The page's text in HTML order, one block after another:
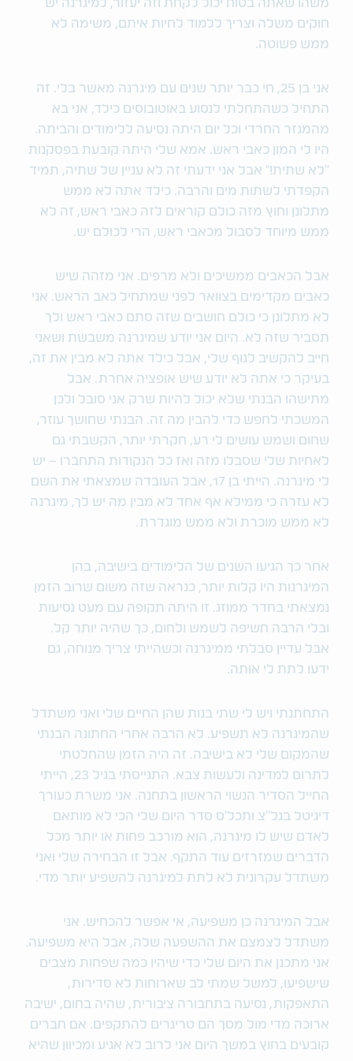
משהו שאתה בטוח יכול לקחת וזה יעזור, למיגרנה יש
חוקים משלה וצריך ללמוד לחיות איתם, משימה לא
ממש פשוטה.
אני בן 25, חי כבר יותר שנים עם מיגרנה מאשר בלי. זה
התחיל כשהתחלתי לנסוע באוטובוסים כילד, אני בא
מהמגזר החרדי וכל יום היתה נסיעה ללימודים והביתה.
היו לי המון כאבי ראש. אמא שלי היתה קובעת בפסקנות
"לא שתית!" אבל אני ידעתי זה לא עניין של שתיה, תמיד
הקפדתי לשתות מים והרבה. כילד אתה לא ממש
מתלונן וחוץ מזה כולם קוראים לזה כאבי ראש, זה לא
ממש מיוחד לסבול מכאבי ראש, הרי לכולם יש.
אבל הכאבים ממשיכים ולא מרפים. אני מזהה שיש
כאבים מקדימים בצוואר לפני שמתחיל כאב הראש. אני
לא מתלונן כי כולם חושבים שזה סתם כאבי ראש ולך
תסביר שזה לא. היום אני יודע שמיגרנה משבשת ושאני
חייב להקשיב לגוף שלי, אבל כילד אתה לא מבין את זה,
בעיקר כי אתה לא יודע שיש אופציה אחרת. אבל
מתישהו הבנתי שלא יכול להיות שרק אני סובל ולכן
המשכתי לחפש כדי להבין מה זה. הבנתי שחושך עוזר,
שחום ושמש עושים לי רע, חקרתי יותר, הקשבתי גם
לאחיות שלי שסבלו מזה ואז כל הנקודות התחברו – יש
לי מיגרנה. הייתי בן 17, אבל העובדה שמצאתי את השם
לא עזרה כי ממילא אף אחד לא מבין מה יש לך, מיגרנה
לא ממש מוכרת ולא ממש מוגדרת.
אחר כך הגיעו השנים של הלימודים בישיבה, בהן
המיגרנות היו קלות יותר, כנראה שזה משום שרוב הזמן
נמצאתי בחדר ממוזג. זו היתה תקופה עם מעט נסיעות
ובלי הרבה חשיפה לשמש ולחום, כך שהיה יותר קל.
אבל עדיין סבלתי ממיגרנה וכשהייתי צריך מנוחה, גם
ידעו לתת לי אותה.
התחתנתי ויש לי שתי בנות שהן החיים שלי ואני משתדל
שהמיגרנה לא תשפיע. לא הרבה אחרי החתונה הבנתי
שהמקום שלי לא בישיבה. זה היה הזמן שהחלטתי
לתרום למדינה ולעשות צבא. התגייסתי בגיל 23, הייתי
החייל הסדיר הנשוי הראשון בתחנה. אני משרת כעורך
דיגיטל בגל"צ ותכל'ס סדר היום שלי הכי לא מותאם
לאדם שיש לו מיגרנה, הוא מורכב פחות או יותר מכל
הדברים שמזרזים עוד התקף. אבל זו הבחירה שלי ואני
משתדל עקרונית לא לתת למיגרנה להשפיע יותר מדי.
אבל המיגרנה כן משפיעה, אי אפשר להכחיש. אני
משתדל לצמצם את ההשפעה שלה, אבל היא משפיעה.
אני מתכנן את היום שלי כדי שיהיו כמה שפחות מצבים
שישפיעו, למשל שמתי לב שארוחות לא סדירות,
התאפקות, נסיעה בתחבורה ציבורית, שהיה בחום, ישיבה
ארוכה מדי מול מסך הם טריגרים להתקפים. אם חברים
קובעים בחוץ במשך היום אני לרוב לא אגיע ומכיוון שהיא